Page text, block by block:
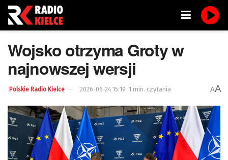
Wojsko otrzyma Groty w
najnowszej wersji
Polskie Radio Kielce 2026-06-24 15:19 1 min. czytania AA